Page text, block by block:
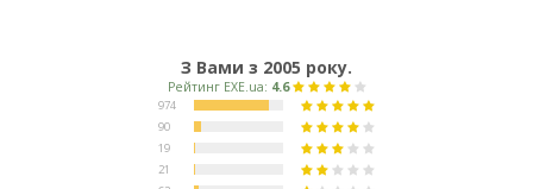
З Вами з 2005 року.